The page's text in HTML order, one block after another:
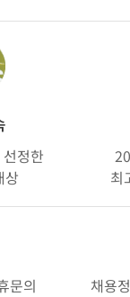
정한
상
최
문의 채용